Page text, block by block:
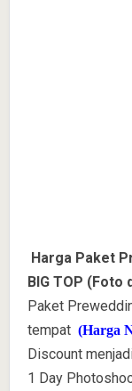
Harga Paket
BIG TOP (Foto
Paket
tempat (Harga
Discount
1 Day